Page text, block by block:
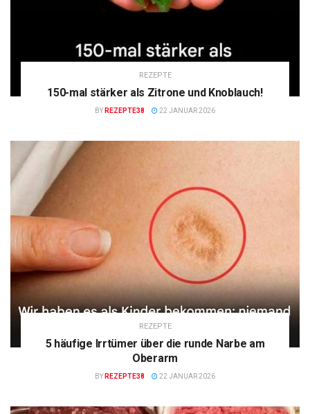
REZEPTE
150-mal stärker als Zitrone und Knoblauch!
BY REZEPTE38 22 JANUAR 2026
REZEPTE
5 häufige Irrtümer über die runde Narbe am
Oberarm
BY REZEPTE38 22 JANUAR 2026